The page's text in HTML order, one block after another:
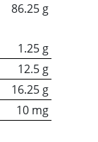
86.25 g
1.25 g
12.5 g
16.25 g
10 mg